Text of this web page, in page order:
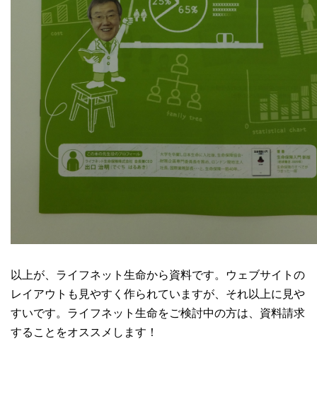
以上が、ライフネット生命から資料です。ウェブサイトの
レイアウトも見やすく作られていますが、それ以上に見や
すいです。ライフネット生命をご検討中の方は、資料請求
することをオススメします！